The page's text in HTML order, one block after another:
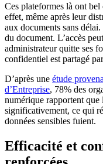
Ces plateformes là ont
effet, même après leur
aux documents sans
du document. L’accès
administrateur quitte ses
confidentiel est partagé
D’après une étude
d’Entreprise, 78% des
numérique rapportent
significativement, ce qui
données sensibles fuient.
Efficacité et